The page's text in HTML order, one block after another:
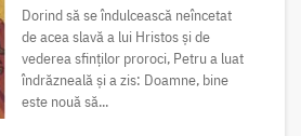
Dorind să se îndulcească neîncetat
de acea slavă a lui Hristos și de
vederea sfinților proroci, Petru a luat
îndrăzneală și a zis: Doamne, bine
este nouă să...